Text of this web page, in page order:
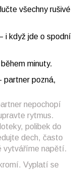
všechny rušivé
i když jde o spodní
minuty.
partner pozná,
nepochopí
rytmus.
polibek do
dech, často
vytváříme napětí.
Vyplatí se